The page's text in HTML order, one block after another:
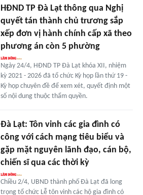
HĐND TP Đà Lạt thông qua Nghị
quyết tán thành chủ trương sắp
xếp đơn vị hành chính cấp xã theo
phương án còn 5 phường
Ngày 24/4, HĐND TP Đà Lạt khóa XII, nhiệm
kỳ 2021 - 2026 đã tổ chức Kỳ họp lần thứ 19 -
Kỳ họp chuyên đề để xem xét, quyết định một
số nội dung thuộc thẩm quyền.
Đà Lạt: Tôn vinh các gia đình có
công với cách mạng tiêu biểu và
gặp mặt nguyên lãnh đạo, cán bộ,
chiến sĩ qua các thời kỳ
Chiều 2/4, UBND thành phố Đà Lạt đã long
trọng tổ chức Lễ tôn vinh các hộ gia đình có